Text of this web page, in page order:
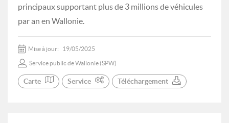
principaux supportant plus de 3 millions de véhicules
par an en Wallonie.
Mise à jour: 19/05/2025
Service public de Wallonie (SPW)
Carte Service Téléchargement